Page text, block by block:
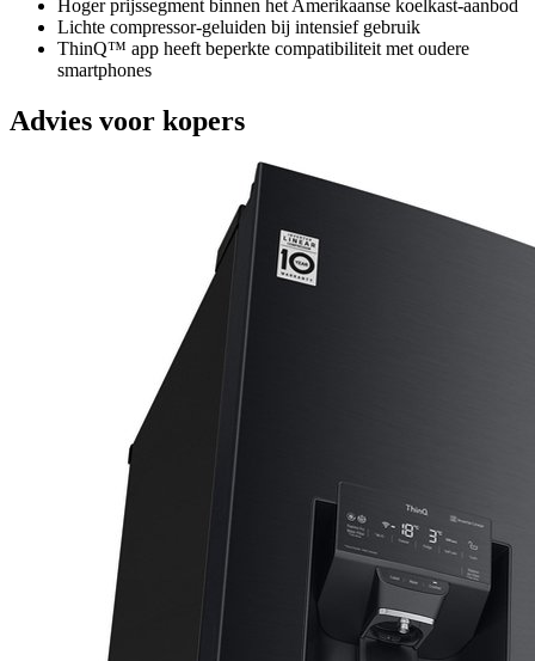
Hoger prijssegment binnen het Amerikaanse koelkast-aanbod
Lichte compressor-geluiden bij intensief gebruik
ThinQ™ app heeft beperkte compatibiliteit met oudere
smartphones
Advies voor kopers